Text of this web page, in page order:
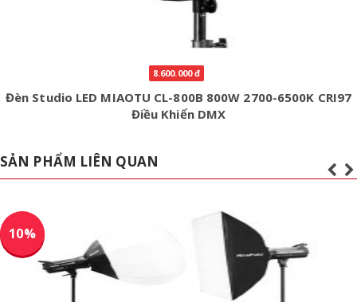
8.600.000 đ
Đèn Studio LED MIAOTU CL-800B 800W 2700-6500K CRI97
Điều Khiển DMX
SẢN PHẨM LIÊN QUAN
10%